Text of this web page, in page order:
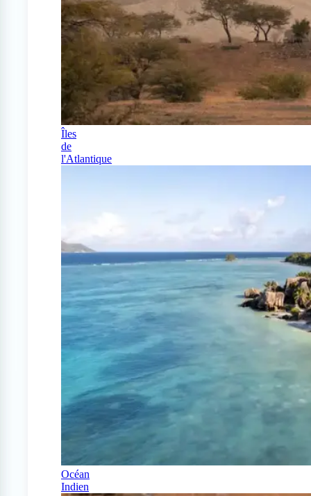
Îles
de
l'Atlantique
Océan
Indien